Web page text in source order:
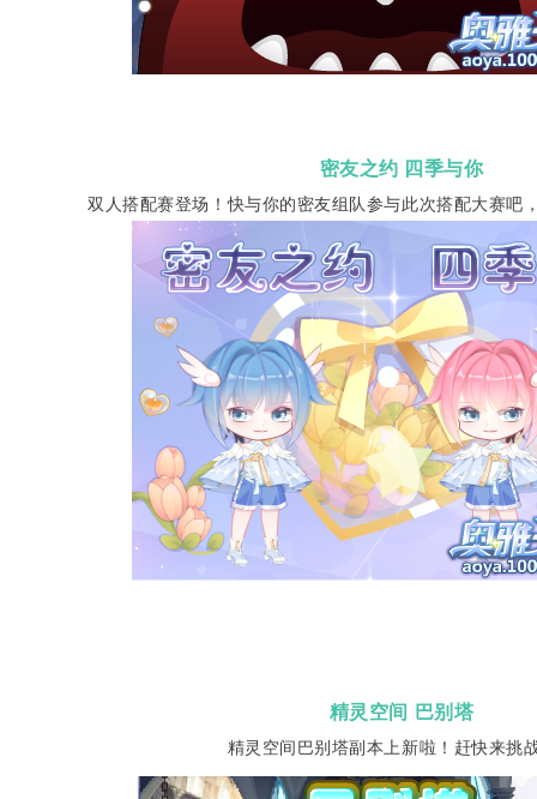
密友之约 四季与你
双人搭配赛登场！快与你的密友组队参与此次搭配大赛吧
精灵空间 巴别塔
精灵空间巴别塔副本上新啦！赶快来挑